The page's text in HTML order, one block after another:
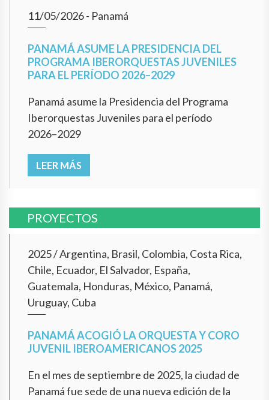
11/05/2026- Panamá
PANAMÁ ASUME LA PRESIDENCIA DEL
PROGRAMA IBERORQUESTAS JUVENILES
PARA EL PERÍODO 2026–2029
Panamá asume la Presidencia del Programa
Iberorquestas Juveniles para el período
2026–2029
LEER MÁS
PROYECTOS
2025/Argentina, Brasil, Colombia, Costa Rica,
Chile, Ecuador, El Salvador, España,
Guatemala, Honduras, México, Panamá,
Uruguay, Cuba
PANAMÁ ACOGIÓ LA ORQUESTA Y CORO
JUVENIL IBEROAMERICANOS 2025
En el mes de septiembre de 2025, la ciudad de
Panamá fue sede de una nueva edición de la